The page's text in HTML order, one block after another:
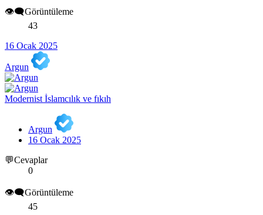
👁️‍🗨️Görüntüleme
43
16 Ocak 2025
Argun
Modernist İslamcılık ve fıkıh
Argun
16 Ocak 2025
💬Cevaplar
0
👁️‍🗨️Görüntüleme
45